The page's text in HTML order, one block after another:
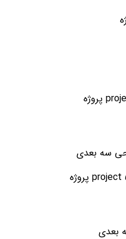
پروژه
سه بعدی
project پروژه
بعدی